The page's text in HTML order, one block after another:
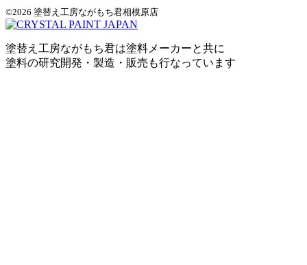
©2026 塗替え工房ながもち君相模原店
塗替え工房ながもち君は塗料メーカーと共に
塗料の研究開発・製造・販売も行なっています